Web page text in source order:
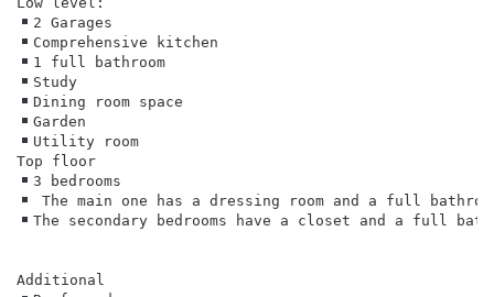
1 full bathroom
Study
Utility room
The secondary bedrooms have a closet and a full